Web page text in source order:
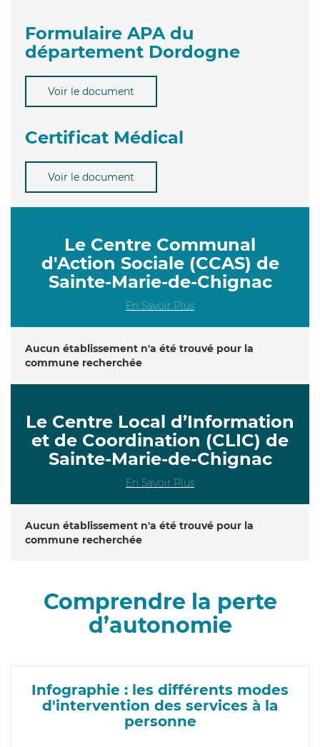
Formulaire APA du
département Dordogne
Voir le document
Certificat Médical
Voir le document
Le Centre Communal
d'Action Sociale (CCAS) de
Sainte-Marie-de-Chignac
En Savoir Plus
Aucun établissement n'a été trouvé pour la
commune recherchée
Le Centre Local d’Information
et de Coordination (CLIC) de
Sainte-Marie-de-Chignac
En Savoir Plus
Aucun établissement n'a été trouvé pour la
commune recherchée
Comprendre la perte
d’autonomie
Infographie : les différents modes
d'intervention des services à la
personne